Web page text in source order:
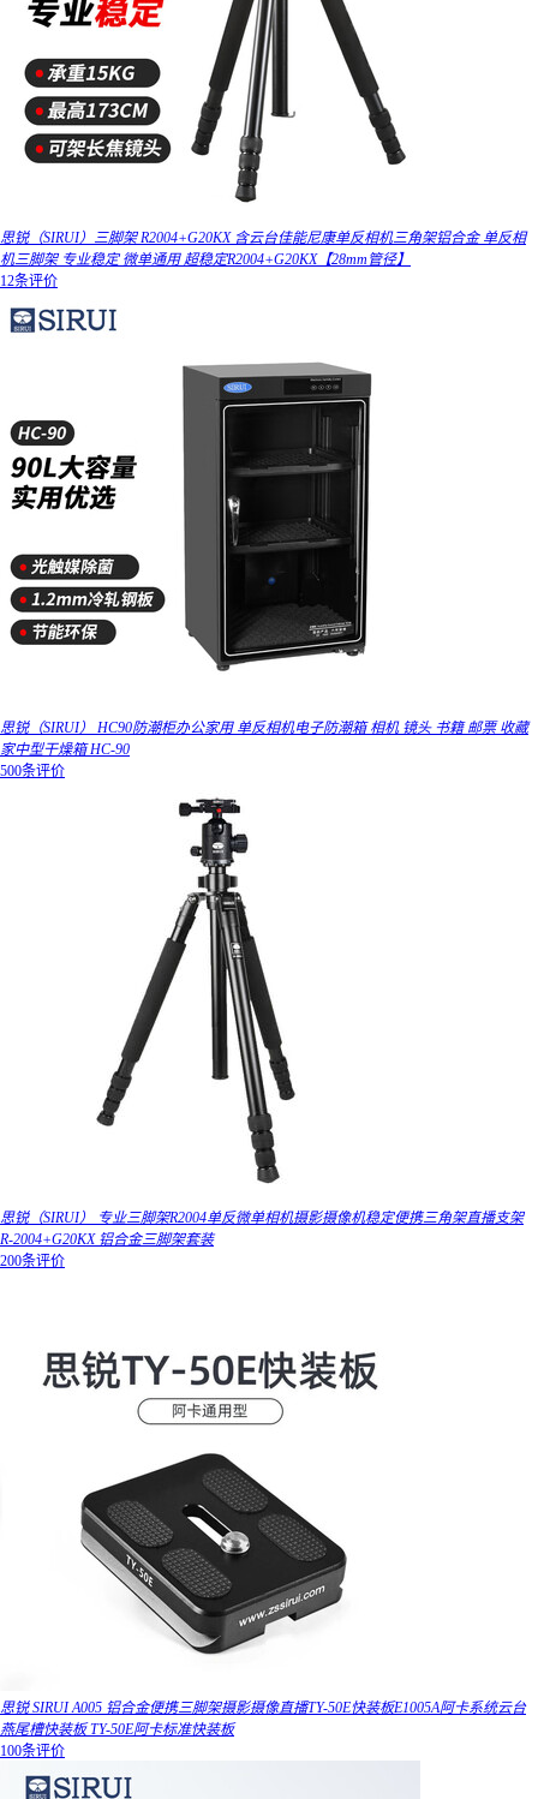
思锐（SIRUI）三脚架 R2004+G20KX 含云台佳能尼康单反相机三角架铝合金 单反相
机三脚架 专业稳定 微单通用 超稳定R2004+G20KX【28mm管径】
12条评价
思锐（SIRUI） HC90防潮柜办公家用 单反相机电子防潮箱 相机 镜头 书籍 邮票 收藏
家中型干燥箱 HC-90
500条评价
思锐（SIRUI） 专业三脚架R2004单反微单相机摄影摄像机稳定便携三角架直播支架
R-2004+G20KX 铝合金三脚架套装
200条评价
思锐 SIRUI A005 铝合金便携三脚架摄影摄像直播TY-50E快装板E1005A阿卡系统云台
燕尾槽快装板 TY-50E阿卡标准快装板
100条评价